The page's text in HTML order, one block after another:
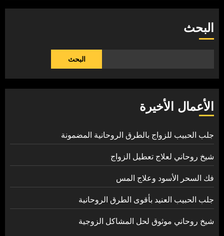
البحث
البحث
الأعمال الأخيرة
جلب الحبيب للزواج بالطرق الروحانية المضمونة
شيخ روحاني لعلاج تعطيل الزواج
فك السحر الأسود وعلاج المس
جلب الحبيب العنيد بأقوى الطرق الروحانية
شيخ روحاني موثوق لحل المشاكل الزوجية